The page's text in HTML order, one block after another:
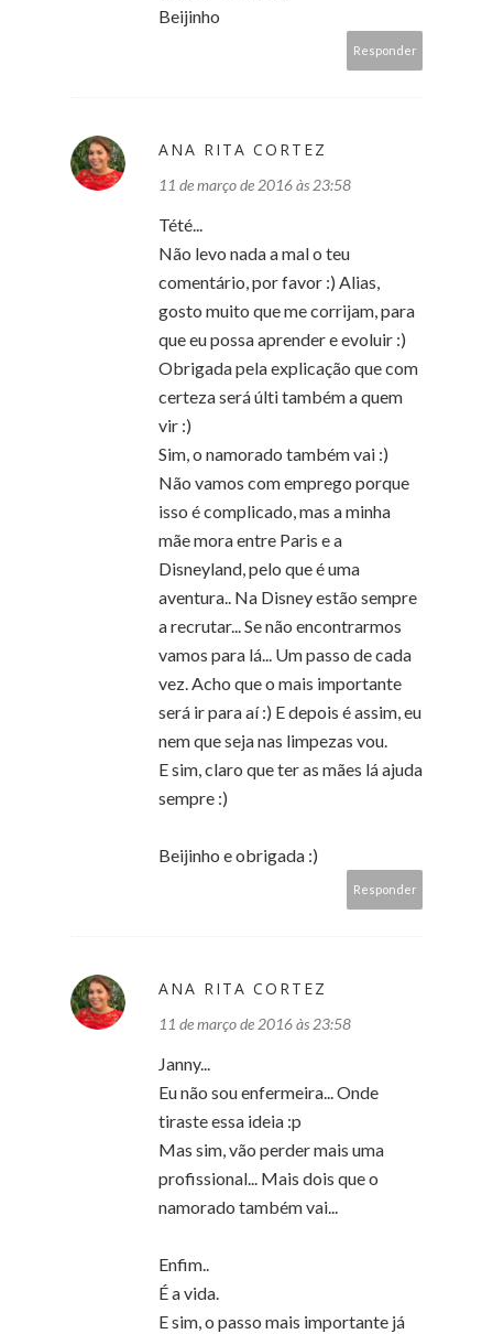
Beijinho
Responder
ANA RITA CORTEZ
11 de março de 2016 às 23:58
Tété...
Não levo nada a mal o teu
comentário, por favor :) Alias,
gosto muito que me corrijam, para
que eu possa aprender e evoluir :)
Obrigada pela explicação que com
certeza será últi também a quem
vir :)
Sim, o namorado também vai :)
Não vamos com emprego porque
isso é complicado, mas a minha
mãe mora entre Paris e a
Disneyland, pelo que é uma
aventura.. Na Disney estão sempre
a recrutar... Se não encontrarmos
vamos para lá... Um passo de cada
vez. Acho que o mais importante
será ir para aí :) E depois é assim, eu
nem que seja nas limpezas vou.
E sim, claro que ter as mães lá ajuda
sempre :)
Beijinho e obrigada :)
Responder
ANA RITA CORTEZ
11 de março de 2016 às 23:58
Janny...
Eu não sou enfermeira... Onde
tiraste essa ideia :p
Mas sim, vão perder mais uma
profissional... Mais dois que o
namorado também vai...
Enfim..
É a vida.
E sim, o passo mais importante já